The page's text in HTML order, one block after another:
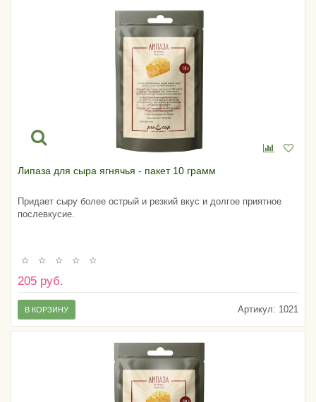
Липаза для сыра ягнячья - пакет 10 грамм
Придает сыру более острый и резкий вкус и долгое приятное
послевкусие.
205 руб.
Артикул: 1021
В КОРЗИНУ